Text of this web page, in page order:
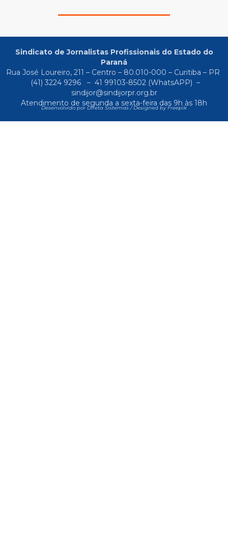
Sindicato de Jornalistas Profissionais do Estado do
Paraná
Rua José Loureiro, 211 – Centro – 80.010-000 – Curitiba – PR
(41) 3224 9296
– 41 99103-8502(WhatsAPP) –
sindijor@sindijorpr.org.br
Atendimento de segunda a sexta-feira das 9h às 18h
Desenvolvido por Direta Sistemas /Designed by Freepik